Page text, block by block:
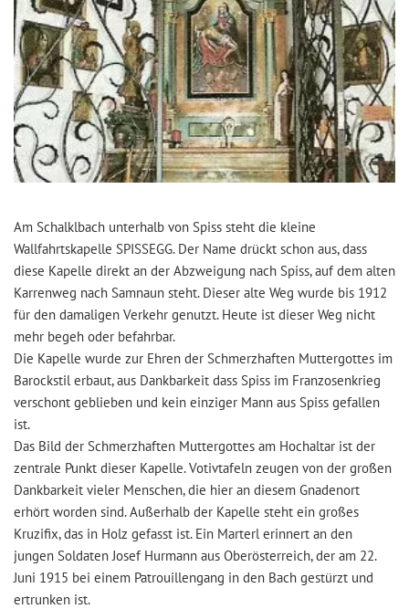
Am Schalklbach unterhalb von Spiss steht die kleine
Wallfahrtskapelle SPISSEGG. Der Name drückt schon aus, dass
diese Kapelle direkt an der Abzweigung nach Spiss, auf dem alten
Karrenweg nach Samnaun steht. Dieser alte Weg wurde bis 1912
für den damaligen Verkehr genutzt. Heute ist dieser Weg nicht
mehr begeh oder befahrbar.
Die Kapelle wurde zur Ehren der Schmerzhaften Muttergottes im
Barockstil erbaut, aus Dankbarkeit dass Spiss im Franzosenkrieg
verschont geblieben und kein einziger Mann aus Spiss gefallen
ist.
Das Bild der Schmerzhaften Muttergottes am Hochaltar ist der
zentrale Punkt dieser Kapelle. Votivtafeln zeugen von der großen
Dankbarkeit vieler Menschen, die hier an diesem Gnadenort
erhört worden sind. Außerhalb der Kapelle steht ein großes
Kruzifix, das in Holz gefasst ist. Ein Marterl erinnert an den
jungen Soldaten Josef Hurmann aus Oberösterreich, der am 22.
Juni 1915 bei einem Patrouillengang in den Bach gestürzt und
ertrunken ist.